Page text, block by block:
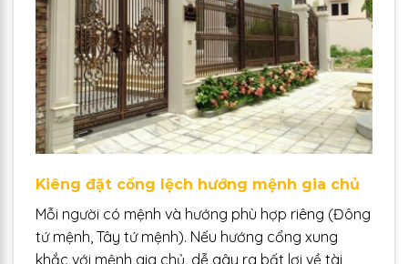
Kiêng đặt cổng lệch hướng mệnh gia chủ
Mỗi người có mệnh và hướng phù hợp riêng (Đông
tứ mệnh, Tây tứ mệnh). Nếu hướng cổng xung
khắc với mệnh gia chủ, dễ gây ra bất lợi về tài